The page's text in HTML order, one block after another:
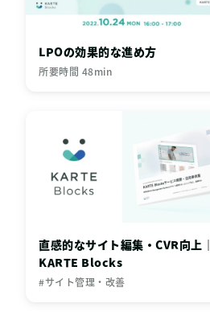
LPOの効果的な進め方
所要時間 48min
直感的なサイト編集・CVR向上｜
KARTE Blocks
#サイト管理・改善